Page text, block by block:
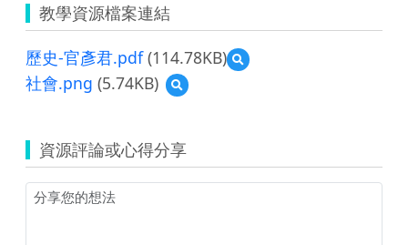
教學資源檔案連結
歷史-官彥君.pdf(114.78KB)
預
覽
社會.png (5.74KB)
預
覽
資源評論或心得分享